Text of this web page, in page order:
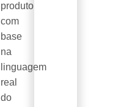
produto
com
base
na
linguagem
real
do